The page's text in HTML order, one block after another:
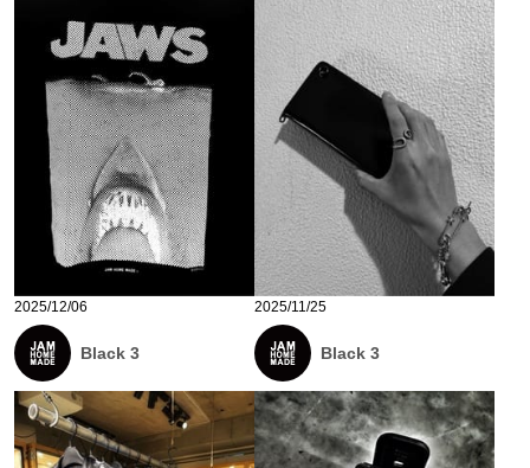
2025/12/06
Black 3
2025/11/25
Black 3